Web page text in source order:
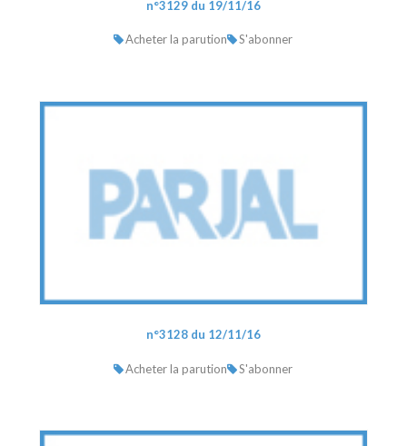
n°3129 du 19/11/16
Acheter la parution S'abonner
n°3128 du 12/11/16
Acheter la parution S'abonner